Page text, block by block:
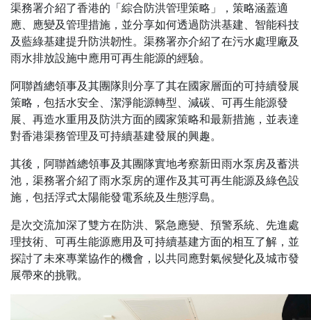
渠務署介紹了香港的「綜合防洪管理策略」，策略涵蓋適
應、應變及管理措施，並分享如何透過防洪基建、智能科技
及藍綠基建提升防洪韌性。渠務署亦介紹了在污水處理廠及
雨水排放設施中應用可再生能源的經驗。
阿聯酋總領事及其團隊則分享了其在國家層面的可持續發展
策略，包括水安全、潔淨能源轉型、減碳、可再生能源發
展、再造水重用及防洪方面的國家策略和最新措施，並表達
對香港渠務管理及可持續基建發展的興趣。
其後，阿聯酋總領事及其團隊實地考察新田雨水泵房及蓄洪
池，渠務署介紹了雨水泵房的運作及其可再生能源及綠色設
施，包括浮式太陽能發電系統及生態浮島。
是次交流加深了雙方在防洪、緊急應變、預警系統、先進處
理技術、可再生能源應用及可持續基建方面的相互了解，並
探討了未來專業協作的機會，以共同應對氣候變化及城市發
展帶來的挑戰。